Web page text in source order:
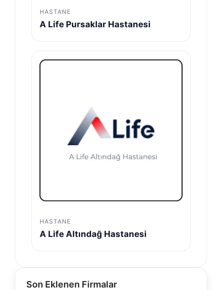
HASTANE
A Life Pursaklar Hastanesi
HASTANE
A Life Altındağ Hastanesi
Son Eklenen Firmalar